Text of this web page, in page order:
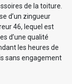
de la toiture.
d’un zingueur
46, lequel est
d’une qualité
les heures de
sans engagement